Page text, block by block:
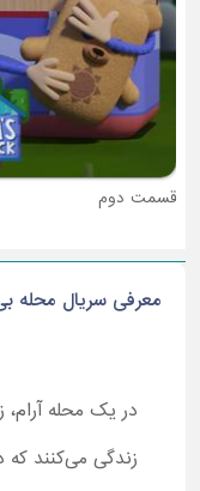
قسمت دوم
معرفی سریال محله
در یک محله آرام،
زندگی می‌کنند